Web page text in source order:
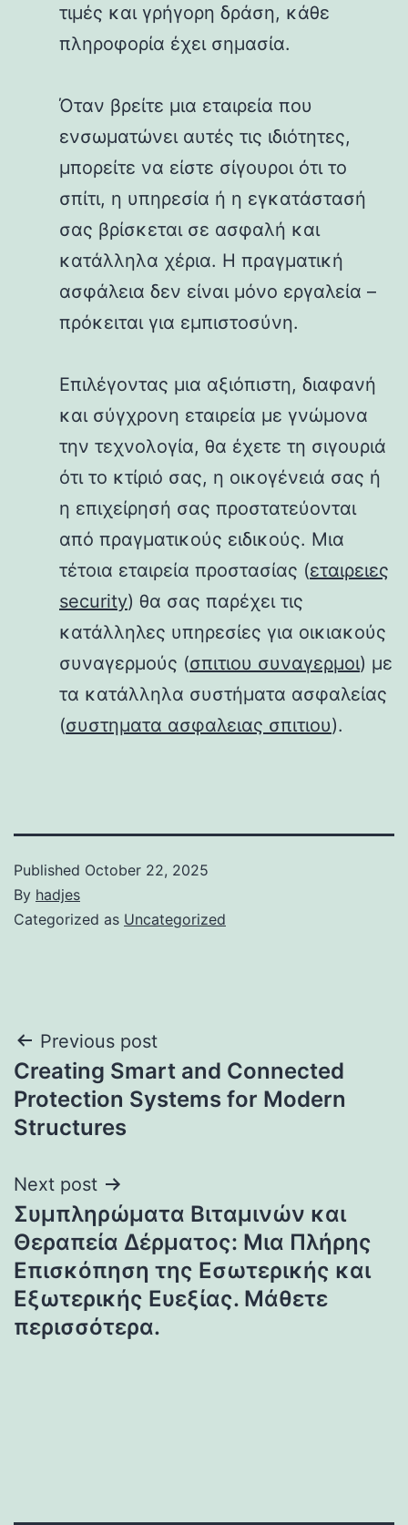
τιμές και γρήγορη δράση, κάθε
πληροφορία έχει σημασία.
Όταν βρείτε μια εταιρεία που
ενσωματώνει αυτές τις ιδιότητες,
μπορείτε να είστε σίγουροι ότι το
σπίτι, η υπηρεσία ή η εγκατάστασή
σας βρίσκεται σε ασφαλή και
κατάλληλα χέρια. Η πραγματική
ασφάλεια δεν είναι μόνο εργαλεία –
πρόκειται για εμπιστοσύνη.
Επιλέγοντας μια αξιόπιστη, διαφανή
και σύγχρονη εταιρεία με γνώμονα
την τεχνολογία, θα έχετε τη σιγουριά
ότι το κτίριό σας, η οικογένειά σας ή
η επιχείρησή σας προστατεύονται
από πραγματικούς ειδικούς. Μια
τέτοια εταιρεία προστασίας (εταιρειες
security) θα σας παρέχει τις
κατάλληλες υπηρεσίες για οικιακούς
συναγερμούς (σπιτιου συναγερμοι) με
τα κατάλληλα συστήματα ασφαλείας
(συστηματα ασφαλειας σπιτιου).
Published October 22, 2025
By hadjes
Categorized as Uncategorized
Post
navigation
Previous post
Creating Smart and Connected
Protection Systems for Modern
Structures
Next post
Συμπληρώματα Βιταμινών και
Θεραπεία Δέρματος: Μια Πλήρης
Επισκόπηση της Εσωτερικής και
Εξωτερικής Ευεξίας. Μάθετε
περισσότερα.